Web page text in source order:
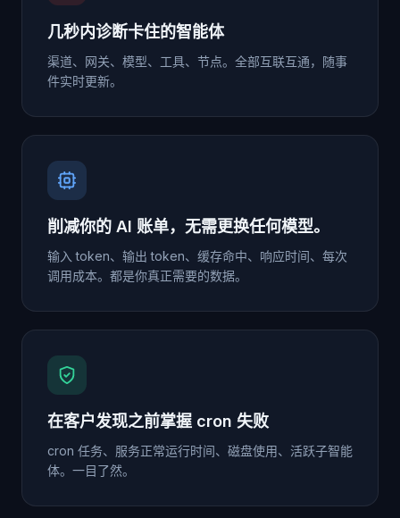
几秒内诊断卡住的智能体
渠道、网关、模型、工具、节点。全部互联互通，随事
件实时更新。
削减你的 AI 账单，无需更换任何模型。
输入 token、输出 token、缓存命中、响应时间、每次
调用成本。都是你真正需要的数据。
在客户发现之前掌握 cron 失败
cron 任务、服务正常运行时间、磁盘使用、活跃子智能
体。一目了然。